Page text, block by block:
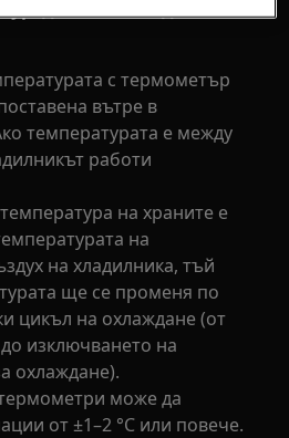
с термометър
вътре в
температурата е между
работи
на храните е
на
на хладилника, тъй
ще се променя по
цикъл на охлаждане (от
изключването на
охлаждане).
може да
от ±1–2 °C или повече.